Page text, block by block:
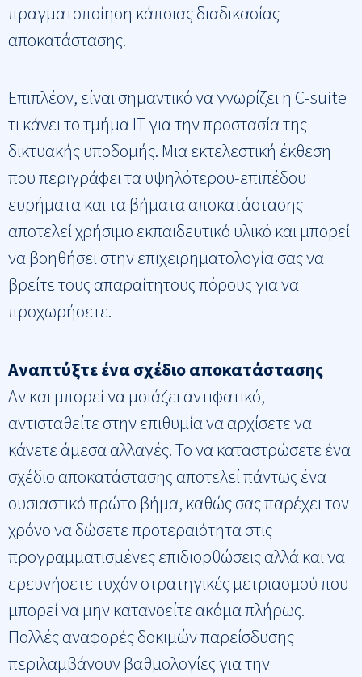
πραγματοποίηση κάποιας διαδικασίας
αποκατάστασης.
Επιπλέον, είναι σημαντικό να γνωρίζει η C-suite
τι κάνει το τμήμα IT για την προστασία της
δικτυακής υποδομής. Μια εκτελεστική έκθεση
που περιγράφει τα υψηλότερου-επιπέδου
ευρήματα και τα βήματα αποκατάστασης
αποτελεί χρήσιμο εκπαιδευτικό υλικό και μπορεί
να βοηθήσει στην επιχειρηματολογία σας να
βρείτε τους απαραίτητους πόρους για να
προχωρήσετε.
Αναπτύξτε ένα σχέδιο αποκατάστασης
Αν και μπορεί να μοιάζει αντιφατικό,
αντισταθείτε στην επιθυμία να αρχίσετε να
κάνετε άμεσα αλλαγές. Το να καταστρώσετε ένα
σχέδιο αποκατάστασης αποτελεί πάντως ένα
ουσιαστικό πρώτο βήμα, καθώς σας παρέχει τον
χρόνο να δώσετε προτεραιότητα στις
προγραμματισμένες επιδιορθώσεις αλλά και να
ερευνήσετε τυχόν στρατηγικές μετριασμού που
μπορεί να μην κατανοείτε ακόμα πλήρως.
Πολλές αναφορές δοκιμών παρείσδυσης
περιλαμβάνουν βαθμολογίες για την